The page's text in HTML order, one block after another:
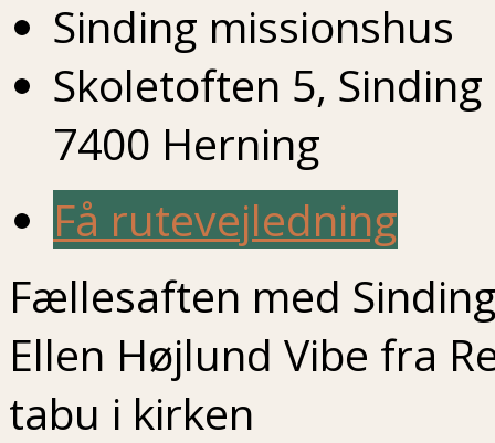
Sinding missionshus
Skoletoften 5, Sinding
7400 Herning
Få rutevejledning
Fællesaften med
Ellen Højlund Vibe fra
tabu i kirken